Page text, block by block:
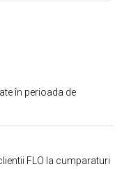
în perioada de
FLO la cumparaturi